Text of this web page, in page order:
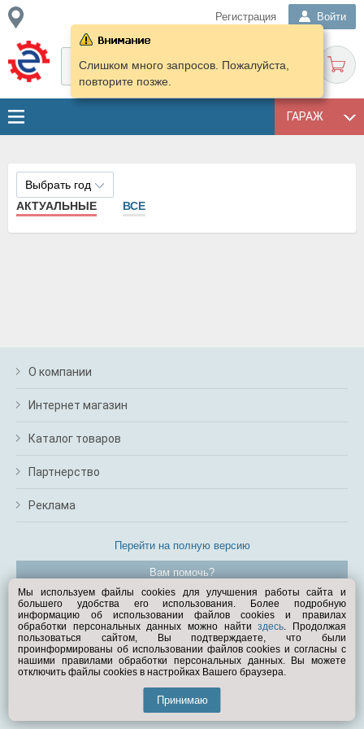
Регистрация Войти
ГАРАЖ
Слишком много запросов. Пожалуйста,
повторите позже.
Выбрать год
АКТУАЛЬНЫЕ
ВСЕ
О компании
Интернет магазин
Каталог товаров
Партнерство
Реклама
Перейти на полную версию
Вам помочь?
© Exist.ru 1998—2026
Мы используем файлы cookies для улучшения работы сайта и
большего удобства его использования. Более подробную
информацию об использовании файлов cookies и правилах
обработки персональных данных можно найтиздесь. Продолжая
пользоваться сайтом, Вы подтверждаете, что были
проинформированы об использовании файлов cookies и согласны с
нашими правилами обработки персональных данных. Вы можете
отключить файлы cookies в настройках Вашего браузера.
Принимаю